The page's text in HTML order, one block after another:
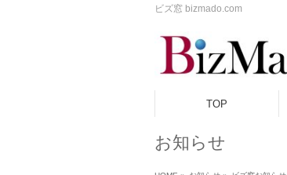
ビズ窓 bizmado.com
TOP
お知らせ